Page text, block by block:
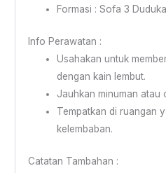
Formasi : Sofa 3
Info Perawatan :
Usahakan untuk
dengan kain lembut.
Jauhkan minuman atau
Tempatkan di ruangan
kelembaban.
Catatan Tambahan :